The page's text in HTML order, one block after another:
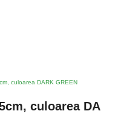
culoarea DARK GREEN
culoarea DA